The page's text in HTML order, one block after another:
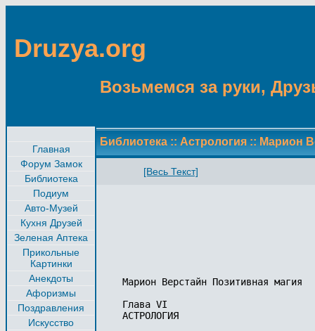
Druzya.org
Возьмемся за руки,
Главная
Форум Замок
Библиотека
Подиум
Авто-Музей
Кухня Друзей
Зеленая Аптека
Прикольные
Картинки
Анекдоты
Афоризмы
Поздравления
Искусство
Библиотека :: Астрология :: Марион
[Весь Текст]
Марион Верстайн Позитивная магия
Глава VI
АСТРОЛОГИЯ